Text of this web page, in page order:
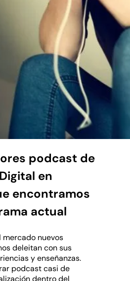
podcast de
en
encontramos
actual
mercado nuevos
deleitan con sus
y enseñanzas.
podcast casi de
dentro del